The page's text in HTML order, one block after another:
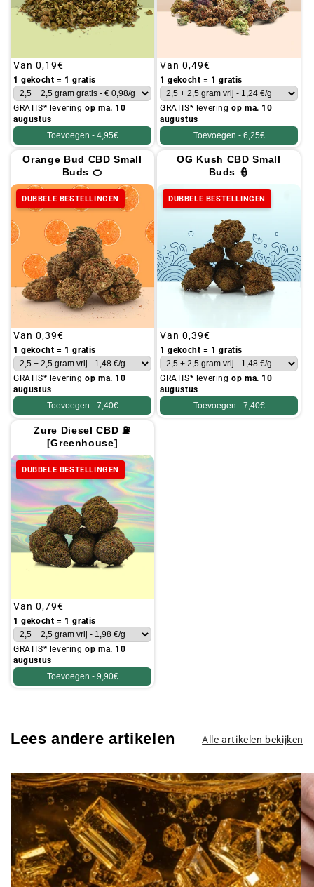
Gebruikelijke
prijs
Van 0,19€
1 gekocht = 1 gratis
GRATIS* leveringop ma. 10
augustus
Toevoegen - 4,95€
Gebruikelijke
prijs
Van 0,49€
1 gekocht = 1 gratis
GRATIS* leveringop ma. 10
augustus
Toevoegen - 6,25€
Orange Bud CBD Small
Buds 🍊
DUBBELE BESTELLINGEN
Gebruikelijke
prijs
Van 0,39€
1 gekocht = 1 gratis
GRATIS* leveringop ma. 10
augustus
Toevoegen - 7,40€
OG Kush CBD Small
Buds 👮
DUBBELE BESTELLINGEN
Gebruikelijke
prijs
Van 0,39€
1 gekocht = 1 gratis
GRATIS* leveringop ma. 10
augustus
Toevoegen - 7,40€
Zure Diesel CBD ⛽
[Greenhouse]
DUBBELE BESTELLINGEN
Gebruikelijke
prijs
Van 0,79€
1 gekocht = 1 gratis
GRATIS* leveringop ma. 10
augustus
Toevoegen - 9,90€
Lees andere artikelen Alle artikelen bekijken